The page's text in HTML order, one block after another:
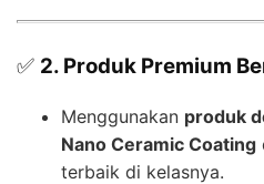
✅ 2. Produk Premium
Menggunakan produk
Nano Ceramic Coating
terbaik di kelasnya.